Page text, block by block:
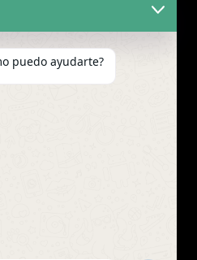
Gatos
Exóticos
puedo ayudarte?
que damos la mejor
sitio web. Si continúa
que está de acuerdo.